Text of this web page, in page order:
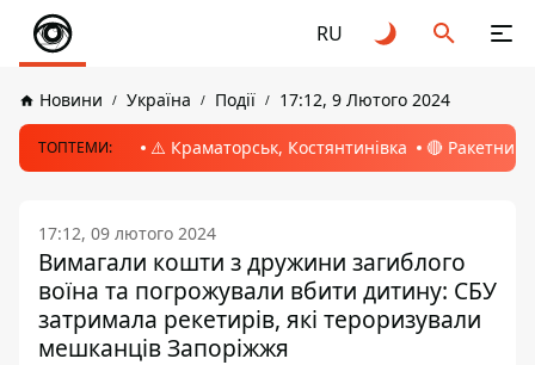
RU
Новини Україна Події 17:12, 9 Лютого 2024
ТОПТЕМИ: ⚠️ Краматорськ, Костянтинівка 🔴 Ракетний
17:12, 09 лютого 2024
Вимагали кошти з дружини загиблого
воїна та погрожували вбити дитину: СБУ
затримала рекетирів, які тероризували
мешканців Запоріжжя